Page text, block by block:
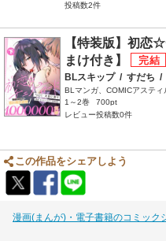
投稿数2件
【特装版】初恋
まけ付き】
BLスキップ / すだち /
BLマンガ、COMICアスティ
1～2巻
700pt
レビュー投稿数0件
この作品をシェアしよう
漫画(まんが)・電子書籍のコミック